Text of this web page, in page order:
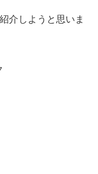
介しようと思いま